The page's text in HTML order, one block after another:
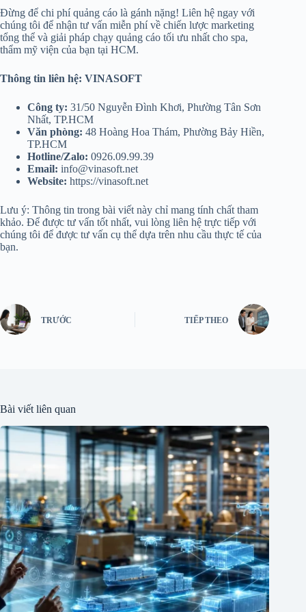
Đừng để chi phí quảng cáo là gánh nặng! Liên hệ ngay với
chúng tôi để nhận tư vấn miễn phí về chiến lược marketing
tổng thể và giải pháp chạy quảng cáo tối ưu nhất cho spa,
thẩm mỹ viện của bạn tại HCM.
Thông tin liên hệ: VINASOFT
Công ty: 31/50 Nguyễn Đình Khơi, Phường Tân Sơn
Nhất, TP.HCM
Văn phòng: 48 Hoàng Hoa Thám, Phường Bảy Hiền,
TP.HCM
Hotline/Zalo: 0926.09.99.39
Email: info@vinasoft.net
Website: https://vinasoft.net
Lưu ý: Thông tin trong bài viết này chỉ mang tính chất tham
khảo. Để được tư vấn tốt nhất, vui lòng liên hệ trực tiếp với
chúng tôi để được tư vấn cụ thể dựa trên nhu cầu thực tế của
bạn.
TRƯỚC TIẾP THEO
Bài viết liên quan